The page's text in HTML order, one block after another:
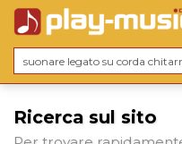
Ricerca sul sito